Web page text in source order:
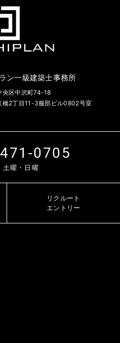
ン一級建築士事務所
央区中沢町74-18
橋2丁目11-3服部ビル0802号室
0705
土曜・日曜
リクルート
エントリー